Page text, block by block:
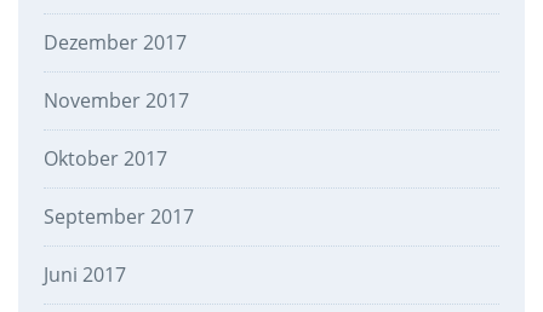
Dezember 2017
November 2017
Oktober 2017
September 2017
Juni 2017